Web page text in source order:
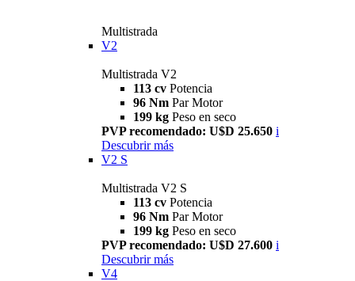
Multistrada
V2
Multistrada V2
113 cv Potencia
96 Nm Par Motor
199 kg Peso en seco
PVP recomendado: U$D 25.650 i
Descubrir más
V2 S
Multistrada V2 S
113 cv Potencia
96 Nm Par Motor
199 kg Peso en seco
PVP recomendado: U$D 27.600 i
Descubrir más
V4